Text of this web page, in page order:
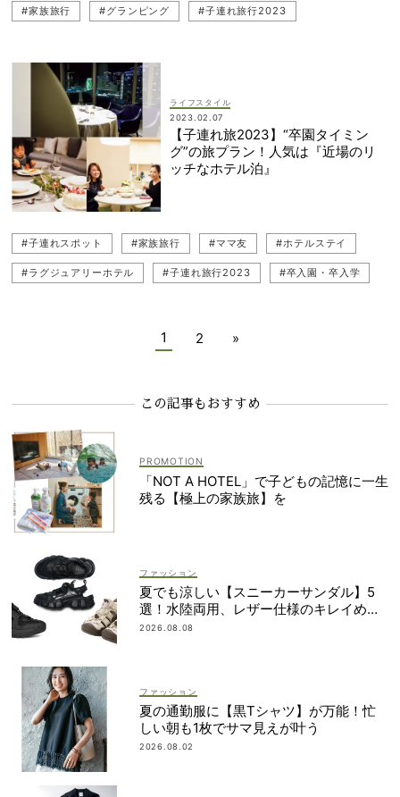
#家族旅行 #グランピング #子連れ旅行2023
ライフスタイル
2023.02.07
【子連れ旅2023】“卒園タイミン
グ”の旅プラン！人気は『近場のリ
ッチなホテル泊』
#子連れスポット #家族旅行 #ママ友 #ホテルステイ
#ラグジュアリーホテル #子連れ旅行2023 #卒入園・卒入学
1 2 »
この記事もおすすめ
「NOT A HOTEL」で子どもの記憶に一生
残る【極上の家族旅】を
ファッション
夏でも涼しい【スニーカーサンダル】5
選！水陸両用、レザー仕様のキレイめタ
イプも
2026.08.08
ファッション
夏の通勤服に【黒Tシャツ】が万能！忙
しい朝も1枚でサマ見えが叶う
2026.08.02